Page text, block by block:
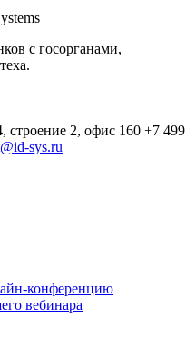
с госорганами,
строение 2, офис 160 +7 499
sys.ru
конференцию
вебинара